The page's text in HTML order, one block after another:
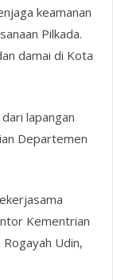
keamanan
Pilkada.
damai di Kota
lapangan
Departemen
Kementrian
Udin,